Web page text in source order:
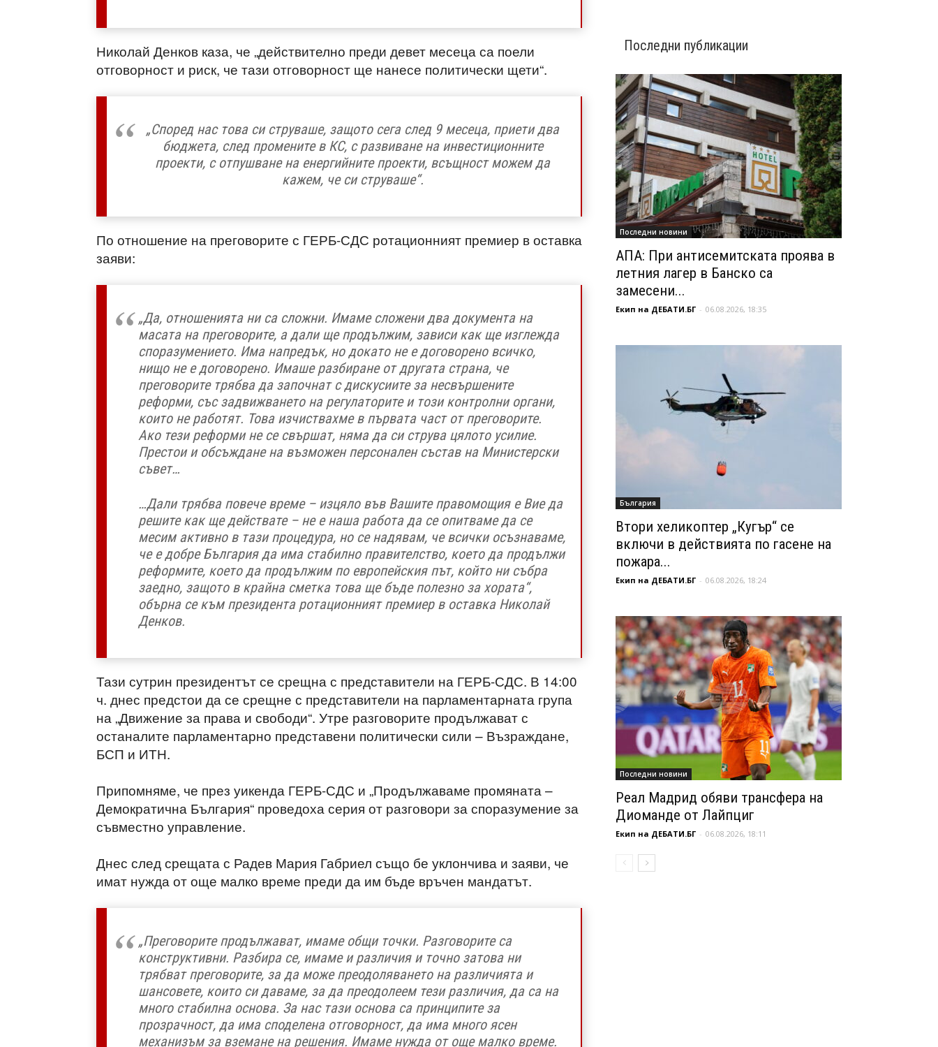
Николай Денков каза, че „действително преди девет месеца са поели
отговорност и риск, че тази отговорност ще нанесе политически щети“.
„Според нас това си струваше, защото сега след 9 месеца, приети два
бюджета, след промените в КС, с развиване на инвестиционните
проекти, с отпушване на енергийните проекти, всъщност можем да
кажем, че си струваше“.
По отношение на преговорите с ГЕРБ-СДС ротационният премиер в оставка
заяви:
„Да, отношенията ни са сложни. Имаме сложени два документа на
масата на преговорите, а дали ще продължим, зависи как ще изглежда
споразумението. Има напредък, но докато не е договорено всичко,
нищо не е договорено. Имаше разбиране от другата страна, че
преговорите трябва да започнат с дискусиите за несвършените
реформи, със задвижването на регулаторите и този контролни органи,
които не работят. Това изчиствахме в първата част от преговорите.
Ако тези реформи не се свършат, няма да си струва цялото усилие.
Престои и обсъждане на възможен персонален състав на Министерски
съвет…
…Дали трябва повече време – изцяло във Вашите правомощия е Вие да
решите как ще действате – не е наша работа да се опитваме да се
месим активно в тази процедура, но се надявам, че всички осъзнаваме,
че е добре България да има стабилно правителство, което да продължи
реформите, което да продължим по европейския път, който ни събра
заедно, защото в крайна сметка това ще бъде полезно за хората“,
обърна се към президента ротационният премиер в оставка Николай
Денков.
Тази сутрин президентът се срещна с представители на ГЕРБ-СДС. В 14:00
ч. днес предстои да се срещне с представители на парламентарната група
на „Движение за права и свободи“. Утре разговорите продължават с
останалите парламентарно представени политически сили – Възраждане,
БСП и ИТН.
Припомняме, че през уикенда ГЕРБ-СДС и „Продължаваме промяната –
Демократична България“ проведоха серия от разговори за споразумение за
съвместно управление.
Днес след срещата с Радев Мария Габриел също бе уклончива и заяви, че
имат нужда от още малко време преди да им бъде връчен мандатът.
„Преговорите продължават, имаме общи точки. Разговорите са
конструктивни. Разбира се, имаме и различия и точно затова ни
трябват преговорите, за да може преодоляването на различията и
шансовете, които си даваме, за да преодолеем тези различия, да са на
много стабилна основа. За нас тази основа са принципите за
прозрачност, да има споделена отговорност, да има много ясен
механизъм за вземане на решения. Имаме нужда от още малко време.
Последни публикации
Последни новини
АПА: При антисемитската проява в
летния лагер в Банско са
замесени...
Екип на ДЕБАТИ.БГ - 06.08.2026, 18:35
България
Втори хеликоптер „Кугър“ се
включи в действията по гасене на
пожара...
Екип на ДЕБАТИ.БГ - 06.08.2026, 18:24
Последни новини
Реал Мадрид обяви трансфера на
Диоманде от Лайпциг
Екип на ДЕБАТИ.БГ - 06.08.2026, 18:11